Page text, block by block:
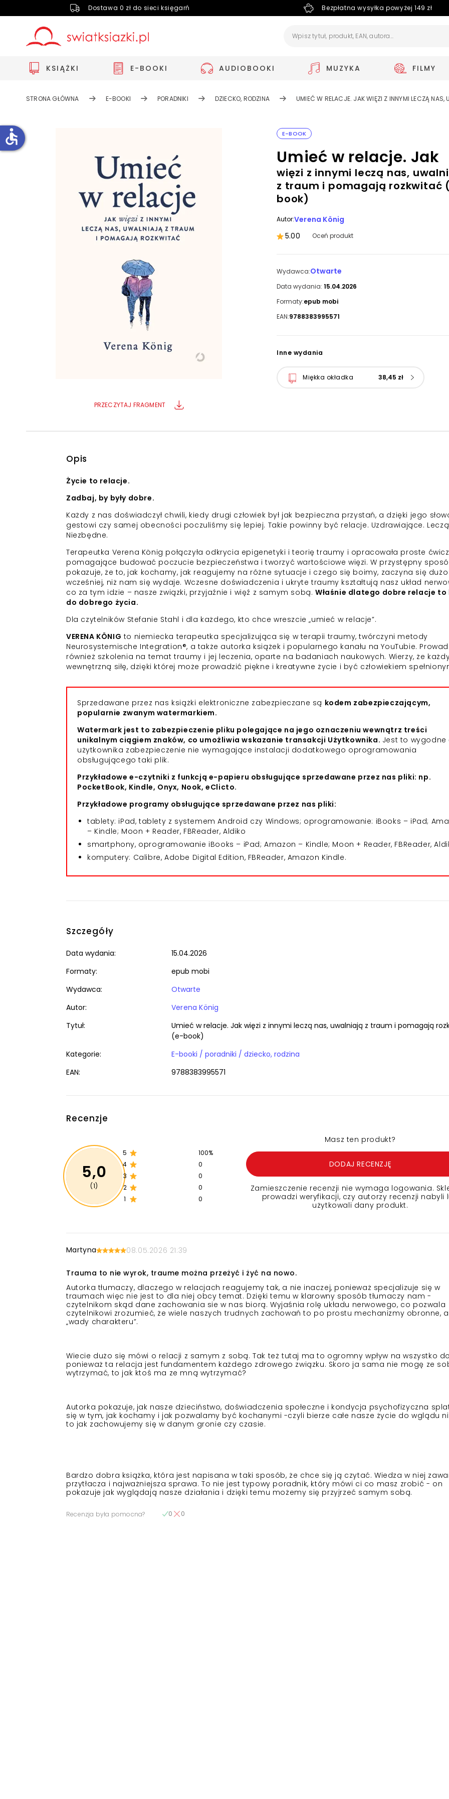
Dostawa 0 zł do sieci księgarń Bezpłatna wysyłka powyżej 149 zł
KSIĄŻKI E-BOOKI AUDIOBOOKI MUZYKA FILMY
STRONA GŁÓWNA E-BOOKI PORADNIKI DZIECKO, RODZINA UMIEĆ W RELACJE. JAK WIĘZI Z INNYMI LECZĄ
PRZECZYTAJ FRAGMENT
E-BOOK
Umieć w relacje. Jak
więzi z innymi leczą nas,
z traum i pomagają rozkwitać
book)
Autor:Verena König
5.00
Oceń produkt
Wydawca:Otwarte
Data wydania: 15.04.2026
Formaty:epub mobi
EAN:9788383995571
Inne wydania
Miękka okładka 38,45 zł
Opis
Życie to relacje.
Zadbaj, by były dobre.
Każdy z nas doświadczył chwili, kiedy drugi człowiek był jak bezpieczna przystań, a dzięki jego
gestowi czy samej obecności poczuliśmy się lepiej. Takie powinny być relacje. Uzdrawiające.
Niezbędne.
Terapeutka Verena König połączyła odkrycia epigenetyki i teorię traumy i opracowała proste
pomagające budować poczucie bezpieczeństwa i tworzyć wartościowe więzi. W przystępny
pokazuje, że to, jak kochamy, jak reagujemy na różne sytuacje i czego się boimy, zaczyna się dużo
wcześniej, niż nam się wydaje. Wczesne doświadczenia i ukryte traumy kształtują nasz układ
co za tym idzie – nasze związki, przyjaźnie i więź z samym sobą.Właśnie dlatego dobre relacje to
do dobrego życia.
Dla czytelników Stefanie Stahl i dla każdego, kto chce wreszcie „umieć w relacje”.
VERENA KÖNIG to niemiecka terapeutka specjalizująca się w terapii traumy, twórczyni metody
Neurosystemische Integration®, a także autorka książek i popularnego kanału na YouTubie.
również szkolenia na temat traumy i jej leczenia, oparte na badaniach naukowych. Wierzy, że
wewnętrzną siłę, dzięki której może prowadzić piękne i kreatywne życie i być człowiekiem
Sprzedawane przez nas książki elektroniczne zabezpieczane są kodem zabezpieczającym,
popularnie zwanym watermarkiem.
Watermark jest to zabezpieczenie pliku polegające na jego oznaczeniu wewnątrz treści
unikalnym ciągiem znaków, co umożliwia wskazanie transakcji Użytkownika. Jest to wygodne
użytkownika zabezpieczenie nie wymagające instalacji dodatkowego oprogramowania
obsługującego taki plik.
Przykładowe e-czytniki z funkcją e-papieru obsługujące sprzedawane przez nas pliki: np.
PocketBook, Kindle, Onyx, Nook, eClicto.
Przykładowe programy obsługujące sprzedawane przez nas pliki:
tablety: iPad, tablety z systemem Android czy Windows; oprogramowanie: iBooks – iPad;
– Kindle; Moon + Reader, FBReader, Aldiko
smartphony, oprogramowanie iBooks – iPad; Amazon – Kindle; Moon + Reader, FBReader,
komputery: Calibre, Adobe Digital Edition, FBReader, Amazon Kindle.
Szczegóły
Data wydania:
15.04.2026
Formaty:
epub mobi
Wydawca:
Otwarte
Autor:
Verena König
Tytuł:
Umieć w relacje. Jak więzi z innymi leczą nas, uwalniają z traum i pomagają
(e-book)
Kategorie:
E-booki / poradniki / dziecko, rodzina
EAN:
9788383995571
Recenzje
5,0
(1)
5
100%
4
0
3
0
2
0
1
0
Masz ten produkt?
DODAJ RECENZJĘ
Zamieszczenie recenzji nie wymaga logowania.
prowadzi weryfikacji, czy autorzy recenzji nabyli
użytkowali dany produkt.
Martyna 08.05.2026 21:39
Trauma to nie wyrok, traume można przeżyć i żyć na nowo.
Autorka tłumaczy, dlaczego w relacjach reagujemy tak, a nie inaczej, ponieważ specjalizuje się w
traumach więc nie jest to dla niej obcy temat. Dzięki temu w klarowny sposób tłumaczy nam -
czytelnikom skąd dane zachowania sie w nas biorą. Wyjaśnia rolę układu nerwowego, co pozwala
czytelnikowi zrozumieć, że wiele naszych trudnych zachowań to po prostu mechanizmy obronne,
„wady charakteru”.
Wiecie dużo się mówi o relacji z samym z sobą. Tak też tutaj ma to ogromny wpływ na wszystko
ponieważ ta relacja jest fundamentem każdego zdrowego związku. Skoro ja sama nie mogę ze
wytrzymać, to jak ktoś ma ze mną wytrzymać?
​Autorka pokazuje, jak nasze dzieciństwo, doświadczenia społeczne i kondycja psychofizyczna
się w tym, jak kochamy i jak pozwalamy być kochanymi -czyli bierze całe nasze życie do wglądu
to jak zachowujemy się w danym gronie czy czasie.
Bardzo dobra książka, która jest napisana w taki sposób, że chce się ją czytać. Wiedza w niej
przytłacza i najważniejsza sprawa. To nie jest typowy poradnik, który mówi ci co masz zrobić - on
pokazuje jak wyglądają nasze działania i dzięki temu możemy się przyjrzeć samym sobą.
Recenzja była pomocna? 0 0
accessible
Zwiększ rozmiar czcionki
Zmniejsz rozmiar czcionki
Powiększony kursor